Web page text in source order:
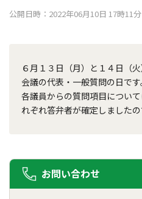
公開日時：2022年06月10日 17時11分
６月１３日（月）と１４日（
会議の代表・一般質問の日です
各議員からの質問項目につい
れぞれ答弁者が確定しましたの
お問い合わせ